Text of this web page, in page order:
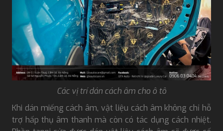
Các vị trí dán cách âm cho ô tô
Khi dán miếng cách âm, vật liệu cách âm không chỉ hỗ
trợ hấp thụ âm thanh mà còn có tác dụng cách nhiệt.